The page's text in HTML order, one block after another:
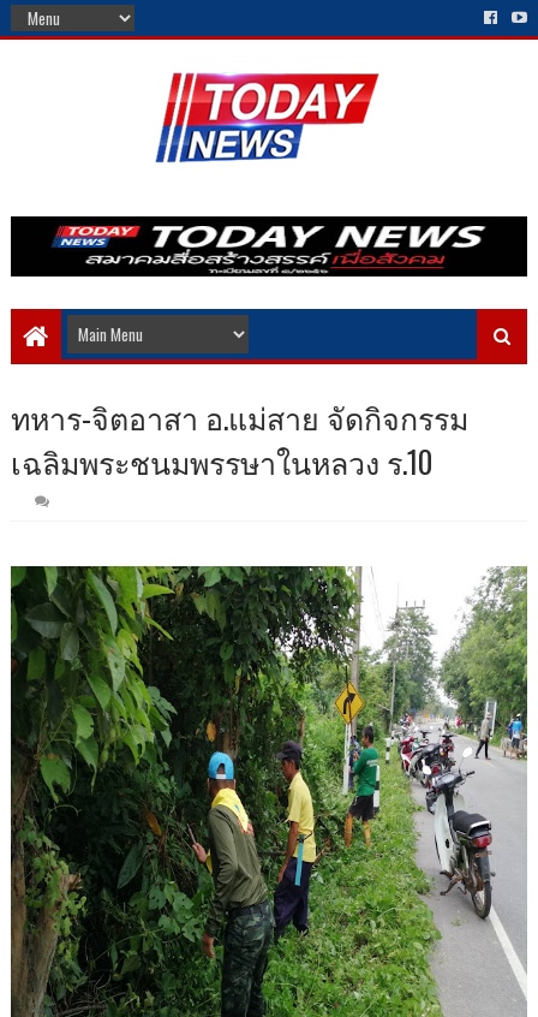
ทหาร-จิตอาสา อ.แม่สาย จัดกิจกรรม
เฉลิมพระชนมพรรษาในหลวง ร.10